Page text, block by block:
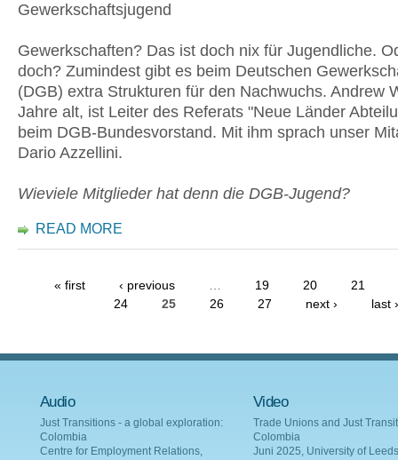
Gewerkschaftsjugend
Gewerkschaften? Das ist doch nix für Jugendliche.
doch? Zumindest gibt es beim Deutschen
(DGB) extra Strukturen für den Nachwuchs. Andrew
Jahre alt, ist Leiter des Referats "Neue Länder
beim DGB-Bundesvorstand. Mit ihm sprach unser
Dario Azzellini.
Wieviele Mitglieder hat denn die DGB-Jugend?
READ MORE
« first ‹ previous … 19 20
21
24
25 26 27 next › last
Audio
Just Transitions - a global exploration:
Colombia
Centre for Employment Relations,
Video
Trade Unions and Just
Colombia
Juni 2025, University of Leeds